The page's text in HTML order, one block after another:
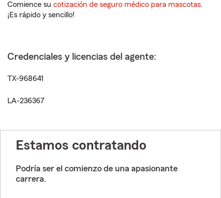
Comience su cotización de seguro médico para mascotas.
¡Es rápido y sencillo!
Credenciales y licencias del agente:
TX-968641
LA-236367
Estamos contratando
Podría ser el comienzo de una apasionante
carrera.